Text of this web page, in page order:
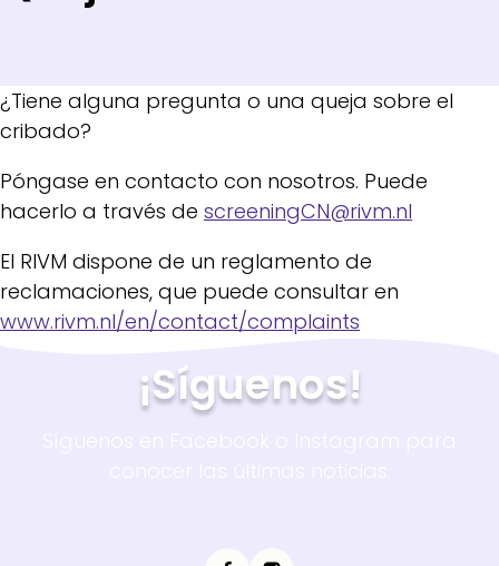
¿Tiene alguna pregunta o una queja sobre el
cribado?
Póngase en contacto con nosotros. Puede
hacerlo a través de screeningCN@rivm.nl
El RIVM dispone de un reglamento de
reclamaciones, que puede consultar en
www.rivm.nl/en/contact/complaints
¡Síguenos!